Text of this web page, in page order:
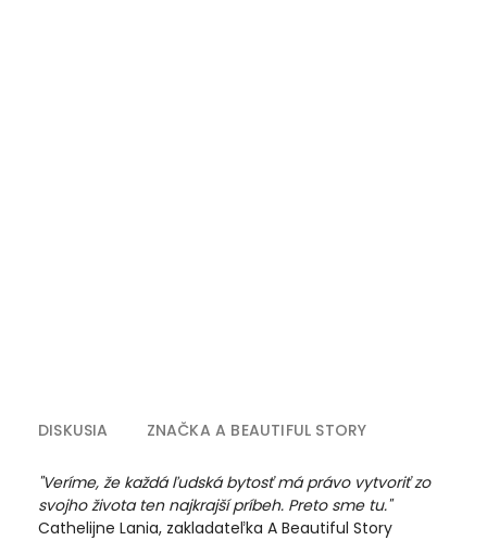
DISKUSIA ZNAČKA A BEAUTIFUL STORY
"Veríme, že každá ľudská bytosť má právo vytvoriť zo
svojho života ten najkrajší príbeh. Preto sme tu."
Cathelijne Lania, zakladateľka A Beautiful Story